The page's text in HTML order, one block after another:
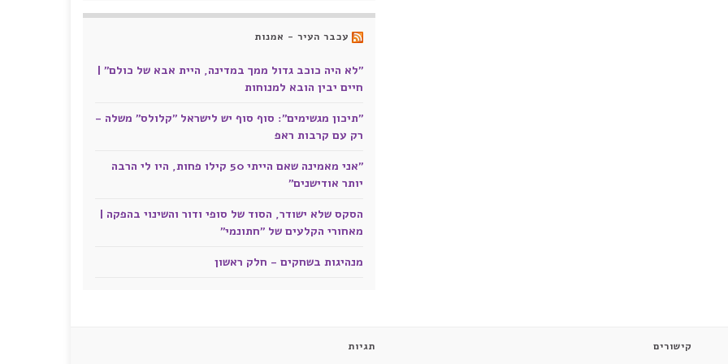
עכבר העיר - אמנות
"לא היה כוכב גדול ממך במדינה, היית אבא של כולם" |
חיים יבין הובא למנוחות
"תיכון מגשימים": סוף סוף יש לישראל "קלולס" משלה -
רק עם קרבות ראפ
"אני מאמינה שאם הייתי 50 קילו פחות, היו לי הרבה
יותר אודישנים"
הסקס שלא ישודר, הסוד של סופי ודור והשינוי בהפקה |
מאחורי הקלעים של "חתונמי"
מנהיגות בשחקים - חלק ראשון
קישורים תגיות